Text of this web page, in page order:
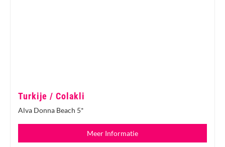
Turkije / Colakli
Alva Donna Beach 5*
Meer Informatie